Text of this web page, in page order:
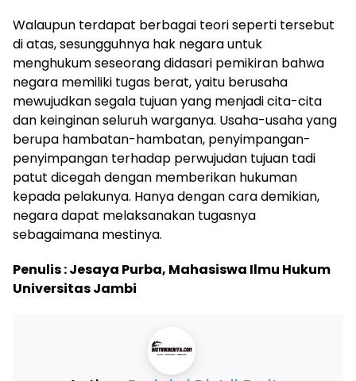
Walaupun terdapat berbagai teori seperti tersebut
di atas, sesungguhnya hak negara untuk
menghukum seseorang didasari pemikiran bahwa
negara memiliki tugas berat, yaitu berusaha
mewujudkan segala tujuan yang menjadi cita-cita
dan keinginan seluruh warganya. Usaha-usaha yang
berupa hambatan-hambatan, penyimpangan-
penyimpangan terhadap perwujudan tujuan tadi
patut dicegah dengan memberikan hukuman
kepada pelakunya. Hanya dengan cara demikian,
negara dapat melaksanakan tugasnya
sebagaimana mestinya.
Penulis : Jesaya Purba, Mahasiswa Ilmu Hukum
Universitas Jambi